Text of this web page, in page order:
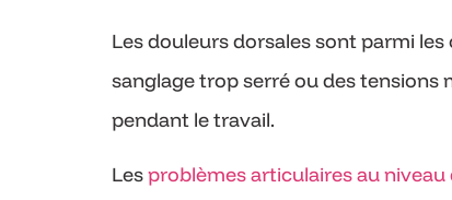
Les douleurs dorsales sont parmi
sanglage trop serré ou des
pendant le travail.
Lesproblèmes articulaires au niveau